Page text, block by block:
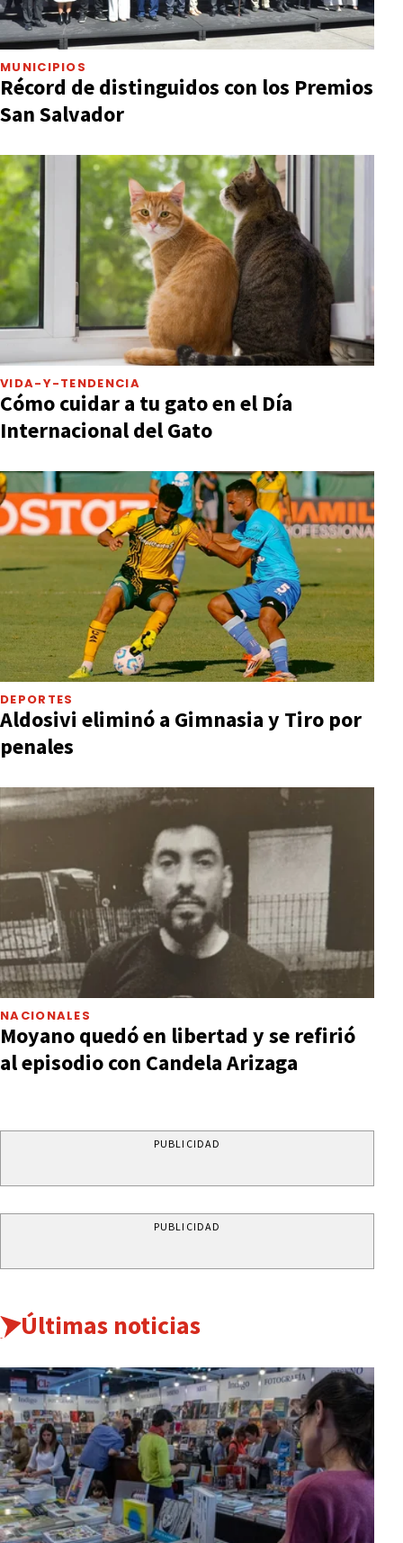
MUNICIPIOS
Récord de distinguidos con los Premios
San Salvador
VIDA-Y-TENDENCIA
Cómo cuidar a tu gato en el Día
Internacional del Gato
DEPORTES
Aldosivi eliminó a Gimnasia y Tiro por
penales
NACIONALES
Moyano quedó en libertad y se refirió
al episodio con Candela Arizaga
PUBLICIDAD
PUBLICIDAD
Últimas noticias